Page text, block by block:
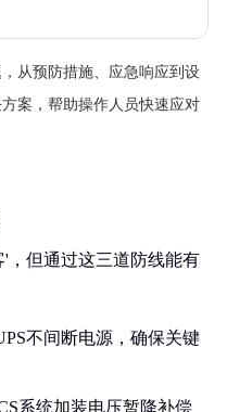
从预防措施、应急响应到设
案，帮助操作人员快速应对
，但通过这三道防线能有
不间断电源，确保关键
系统加装电压暂降补偿